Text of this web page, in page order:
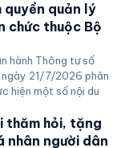
quyền quản lý
chức thuộc Bộ
hành Thông tư số
21/7/2026 phân
hiện một số nội du
thăm hỏi, tặng
nhân người dân